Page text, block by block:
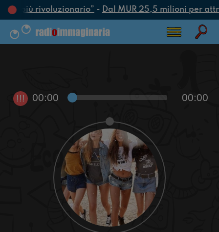
più rivoluzionario”- Dal MUR 25,5 milioni per
!!! 00:00 00:00